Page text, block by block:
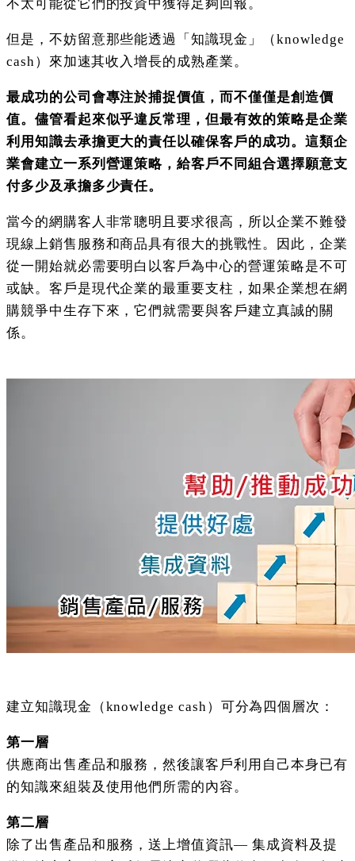
不太可能從它們的投資中獲得足夠回報。
但是，不妨留意那些能透過「知識現金」（knowledge
cash）來加速其收入增長的成熟產業。
最成功的公司會專注於捕捉價值，而不僅僅是創造價
值。儘管看起來似乎違反常理，但最有效的策略是企業
利用知識去承擔更大的責任以確保客戶的成功。這類企
業會建立一系列營運策略，給客戶不同組合選擇願意支
付多少及承擔多少責任。
當今的網購客人非常聰明且要求很高，所以企業不難發
現線上銷售服務和商品具有很大的挑戰性。因此，企業
從一開始就必需要明白以客戶為中心的營運策略是不可
或缺。客戶是現代企業的最重要支柱，如果企業想在網
購競爭中生存下來，它們就需要與客戶建立真誠的關
係。
建立知識現金（knowledge cash）可分為四個層次：
第一層
供應商出售產品和服務，然後讓客戶利用自己本身已有
的知識來組裝及使用他們所需的內容。
第二層
除了出售產品和服務，送上增值資訊— 集成資料及提